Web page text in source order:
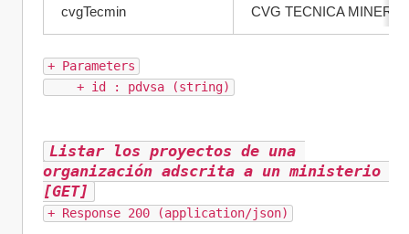
cvgTecmin CVG TECNICA MINERA
+ Parameters
    + id : pdvsa (string)
Listar los proyectos de una
organización adscrita a un ministerio
[GET]
+ Response 200 (application/json)